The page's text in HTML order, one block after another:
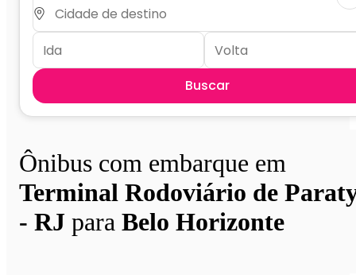
Buscar
Ônibus com embarque em
Terminal Rodoviário de
- RJ para Belo Horizonte